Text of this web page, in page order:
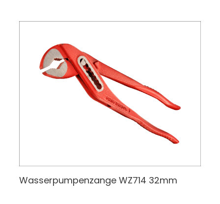
Wasserpumpenzange WZ714 32mm